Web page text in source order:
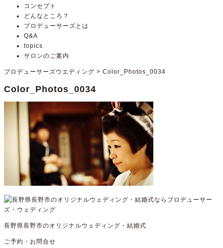
コンセプト
どんなところ？
プロデューサーズとは
Q&A
topics
サロンのご案内
プロデューサーズウエディング > Color_Photos_0034
Color_Photos_0034
長野県長野市のオリジナルウェディング・結婚式
ご予約・お問合せ